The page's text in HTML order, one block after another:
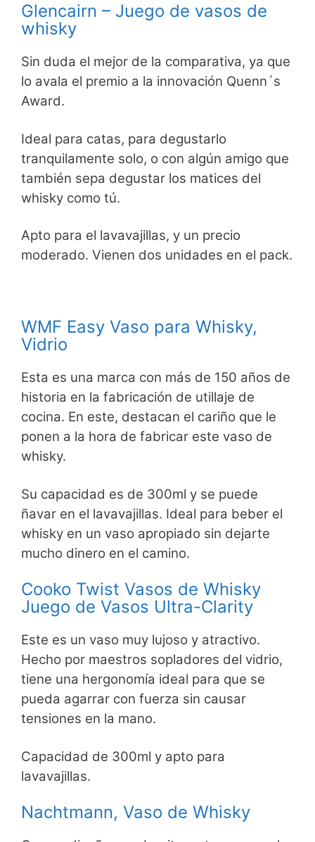
Glencairn – Juego de vasos de
whisky
Sin duda el mejor de la comparativa, ya que
lo avala el premio a la innovación Quenn´s
Award.
Ideal para catas, para degustarlo
tranquilamente solo, o con algún amigo que
también sepa degustar los matices del
whisky como tú.
Apto para el lavavajillas, y un precio
moderado. Vienen dos unidades en el pack.
WMF Easy Vaso para Whisky,
Vidrio
Esta es una marca con más de 150 años de
historia en la fabricación de utillaje de
cocina. En este, destacan el cariño que le
ponen a la hora de fabricar este vaso de
whisky.
Su capacidad es de 300ml y se puede
ñavar en el lavavajillas. Ideal para beber el
whisky en un vaso apropiado sin dejarte
mucho dinero en el camino.
Cooko Twist Vasos de Whisky
Juego de Vasos Ultra-Clarity
Este es un vaso muy lujoso y atractivo.
Hecho por maestros sopladores del vidrio,
tiene una hergonomía ideal para que se
pueda agarrar con fuerza sin causar
tensiones en la mano.
Capacidad de 300ml y apto para
lavavajillas.
Nachtmann, Vaso de Whisky